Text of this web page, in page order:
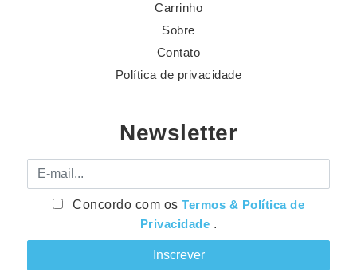
Carrinho
Sobre
Contato
Política de privacidade
Newsletter
E-mail
Concordo com osTermos & Política de
Privacidade .